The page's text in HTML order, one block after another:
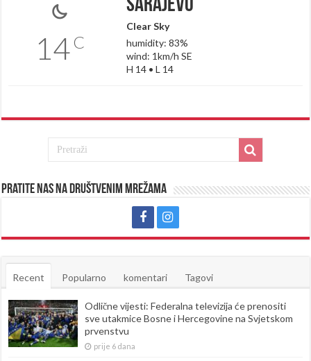
14C
Sarajevo
Clear Sky
humidity: 83%
wind: 1km/h SE
H 14 • L 14
Pratite nas na društvenim mrežama
Recent Popularno komentari Tagovi
Odlične vijesti: Federalna televizija će prenositi
sve utakmice Bosne i Hercegovine na Svjetskom
prvenstvu
prije 6 dana